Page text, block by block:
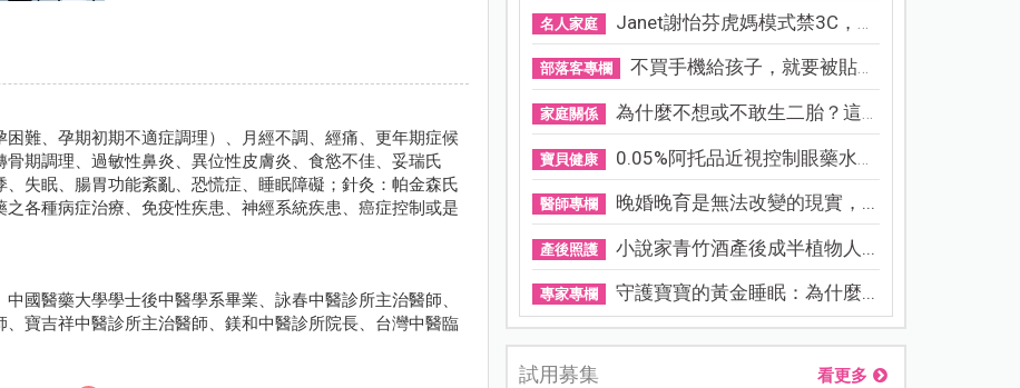
難、孕期初期不適症調理）、月經不調、經痛、更年期症候
期調理、過敏性鼻炎、異位性皮膚炎、食慾不佳、妥瑞氏
失眠、腸胃功能紊亂、恐慌症、睡眠障礙；針灸：帕金森氏
各種病症治療、免疫性疾患、神經系統疾患、癌症控制或是
國醫藥大學學士後中醫學系畢業、詠春中醫診所主治醫師、
寶吉祥中醫診所主治醫師、鎂和中醫診所院長、台灣中醫臨
名人家庭 Janet謝怡芬虎媽模式禁3C，看...
部落客專欄 不買手機給孩子，就要被貼「...
家庭關係 為什麼不想或不敢生二胎？這8...
寶貝健康 0.05%阿托品近視控制眼藥水納...
醫師專欄 晚婚晚育是無法改變的現實，...
產後照護 小說家青竹酒產後成半植物人...
專家專欄 守護寶寶的黃金睡眠：為什麼...
試用募集 看更多